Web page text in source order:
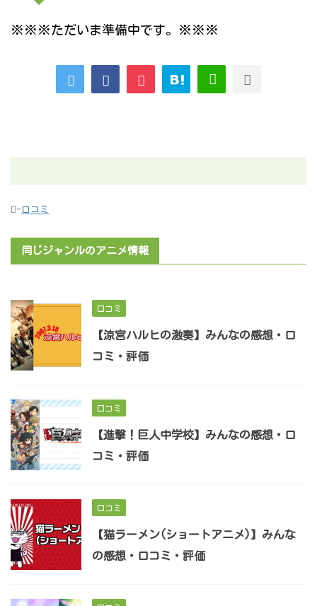
※※※ただいま準備中です。※※※
- 口コミ
同じジャンルのアニメ情報
口コミ
【涼宮ハルヒの激奏】みんなの感想・口
コミ・評価
口コミ
【進撃！巨人中学校】みんなの感想・口
コミ・評価
口コミ
【猫ラーメン(ショートアニメ)】みんな
の感想・口コミ・評価